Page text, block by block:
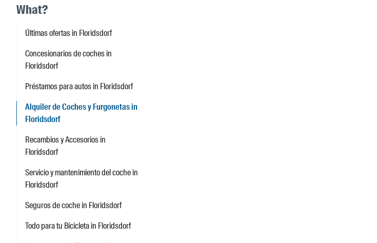
What?
Últimas ofertas in Floridsdorf
Concesionarios de coches in
Floridsdorf
Préstamos para autos in Floridsdorf
Alquiler de Coches y Furgonetas in
Floridsdorf
Recambios y Accesorios in
Floridsdorf
Servicio y mantenimiento del coche in
Floridsdorf
Seguros de coche in Floridsdorf
Todo para tu Bicicleta in Floridsdorf